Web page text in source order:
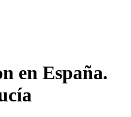
en España.